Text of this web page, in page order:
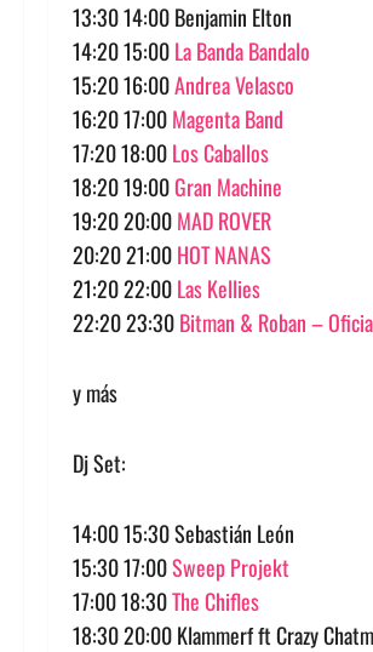
13:30 14:00 Benjamin Elton
14:20 15:00La Banda Bandalo
15:20 16:00Andrea Velasco
16:20 17:00Magenta Band
17:20 18:00Los Caballos
18:20 19:00Gran Machine
19:20 20:00MAD ROVER
20:20 21:00HOT NANAS
21:20 22:00Las Kellies
22:20 23:30Bitman & Roban –
y más
Dj Set:
14:00 15:30 Sebastián León
15:30 17:00Sweep Projekt
17:00 18:30The Chifles
18:30 20:00 Klammerf ft Crazy